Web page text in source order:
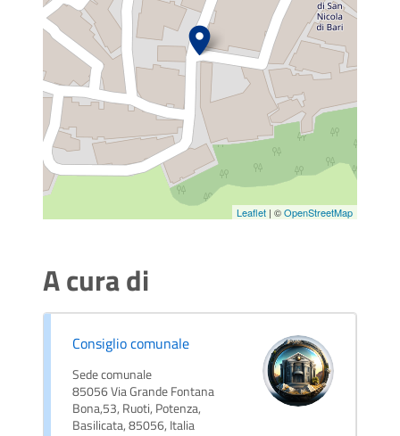
Leaflet | ©OpenStreetMap
A cura di
Consiglio comunale
Sede comunale
85056 Via Grande Fontana
Bona,53, Ruoti, Potenza,
Basilicata, 85056, Italia